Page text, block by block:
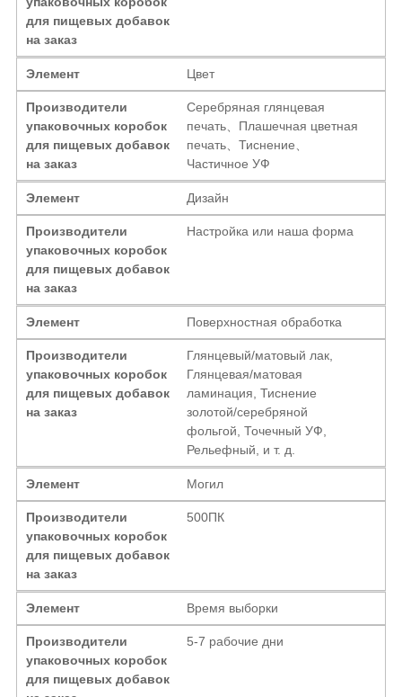
для пищевых добавок
на заказ
Элемент Цвет
Производители
упаковочных коробок
для пищевых добавок
на заказ
Серебряная глянцевая
печать、Плашечная цветная
печать、Тиснение、
Частичное УФ
Элемент Дизайн
Производители
упаковочных коробок
для пищевых добавок
на заказ
Настройка или наша форма
Элемент Поверхностная обработка
Производители
упаковочных коробок
для пищевых добавок
на заказ
Глянцевый/матовый лак,
Глянцевая/матовая
ламинация, Тиснение
золотой/серебряной
фольгой, Точечный УФ,
Рельефный, и т. д.
Элемент Могил
Производители
упаковочных коробок
для пищевых добавок
на заказ
500ПК
Элемент Время выборки
Производители
упаковочных коробок
для пищевых добавок
5-7 рабочие дни